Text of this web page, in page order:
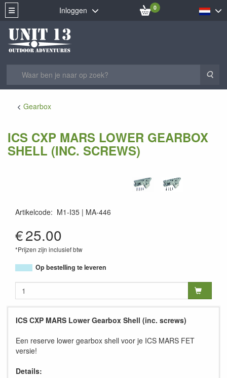
Inloggen 0
Gearbox
ICS CXP MARS LOWER GEARBOX
SHELL (INC. SCREWS)
Artikelcode: M1-I35
MA-446
€25.00
*Prijzen zijn inclusief btw
Op bestelling te leveren
ICS CXP MARS Lower Gearbox Shell (inc. screws)
Een reserve lower gearbox shell voor je ICS MARS FET
versie!
Details: